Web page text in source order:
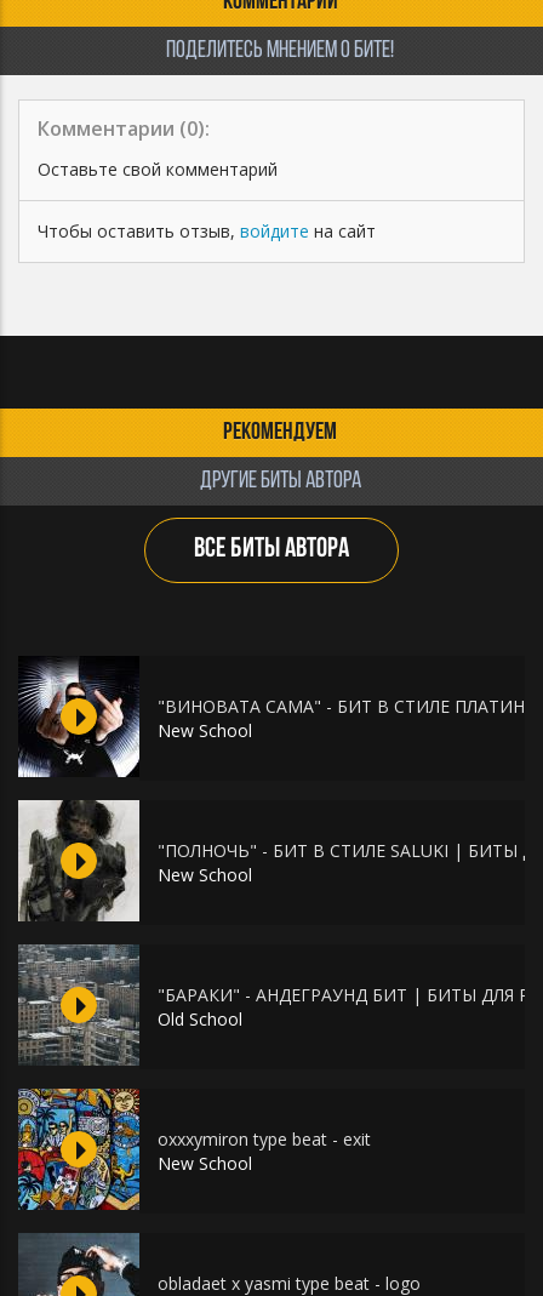
ПОДЕЛИТЕСЬ МНЕНИЕМ О БИТЕ!
Комментарии (0):
Оставьте свой комментарий
Чтобы оставить отзыв, войдите на сайт
РЕКОМЕНДУЕМ
ДРУГИЕ БИТЫ АВТОРА
ВСЕ БИТЫ АВТОРА
"ВИНОВАТА САМА" - БИТ В СТИЛЕ ПЛАТИНЫ |
New School
"ПОЛНОЧЬ" - БИТ В СТИЛЕ SALUKI | БИТЫ
New School
"БАРАКИ" - АНДЕГРАУНД БИТ | БИТЫ ДЛЯ
Old School
oxxxymiron type beat - exit
New School
obladaet x yasmi type beat - logo